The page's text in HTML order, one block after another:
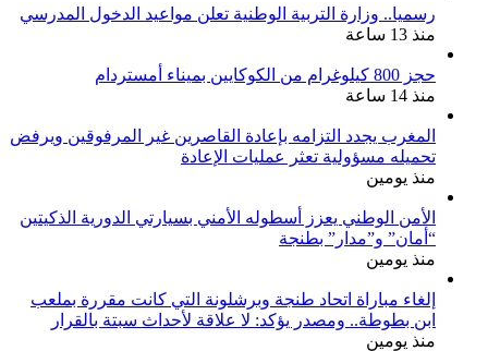
رسميا.. وزارة التربية الوطنية تعلن مواعيد الدخول المدرسي
منذ 13 ساعة
حجز 800 كيلوغرام من الكوكايين بميناء أمستردام
منذ 14 ساعة
المغرب يجدد التزامه بإعادة القاصرين غير المرفوقين ويرفض
تحميله مسؤولية تعثر عمليات الإعادة
منذ يومين
الأمن الوطني يعزز أسطوله الأمني بسيارتي الدورية الذكيتين
“أمان” و”مدار” بطنجة
منذ يومين
إلغاء مباراة اتحاد طنجة وبرشلونة التي كانت مقررة بملعب
ابن بطوطة.. ومصدر يؤكد: لا علاقة لأحداث سبتة بالقرار
منذ يومين